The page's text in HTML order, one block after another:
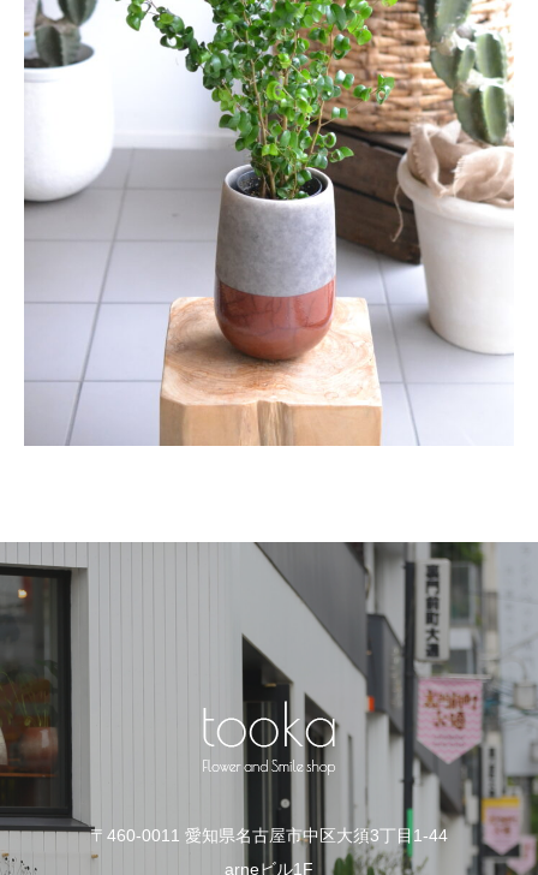
〒460-0011 愛知県名古屋市中区大須3丁目1-44
arneビル1F